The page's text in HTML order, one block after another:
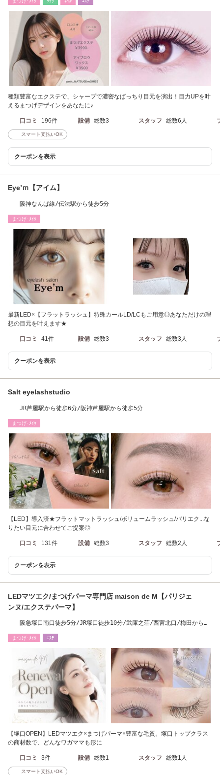
種類豊富なエクステで、シャープで濃密なぱっちり目元を演出！目力UPを叶
えるまつげデザインをあなたに♪
口コミ 196件 設備 総数3 スタッフ 総数6人
スマート支払いOK
クーポンを表示
Eye’ｍ【アイム】
阪神なんば線/伝法駅から徒歩5分
まつげ･ﾒｲｸ
最新LED×【フラットラッシュ】特殊カールLD/LCもご用意◎あなただけの理
想の目元を叶えます★
口コミ 41件 設備 総数3 スタッフ 総数3人
クーポンを表示
Salt eyelashstudio
JR芦屋駅から徒歩6分/阪神芦屋駅から徒歩5分
まつげ･ﾒｲｸ
【LED】導入済★フラットマットラッシュ/ボリュームラッシュ/パリエク...な
りたい目元に合わせてご提案◎
口コミ 131件 設備 総数3 スタッフ 総数2人
クーポンを表示
LEDマツエク/まつげパーマ専門店 maison de M【パリジェ
ンヌ/エクステパーマ】
阪急塚口南口徒歩5分/JR塚口徒歩10分/武庫之荘/西宮北口/梅田からも
まつげ･ﾒｲｸ ｴｽﾃ
【塚口OPEN】LEDマツエク×まつげパーマ×豊富な毛質。塚口トップクラス
の商材数で、どんなワガママも形に
口コミ 3件 設備 総数1 スタッフ 総数1人
スマート支払いOK